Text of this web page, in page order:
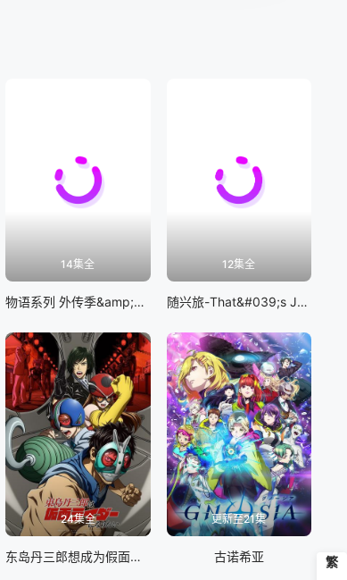
14集全
物语系列 外传季&amp;怪物季
12集全
随兴旅-That&#039;s Journey-
24集全
东岛丹三郎想成为假面骑士
更新至21集
古诺希亚 繁